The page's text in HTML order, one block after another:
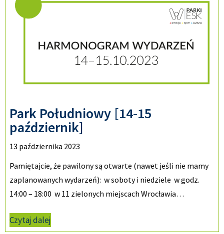
Park Południowy [14-15
październik]
13 października 2023
Pamiętajcie, że pawilony są otwarte (nawet jeśli nie mamy
zaplanowanych wydarzeń): w soboty i niedziele w godz.
14:00 – 18:00 w 11 zielonych miejscach Wrocławia…
Czytaj dalej